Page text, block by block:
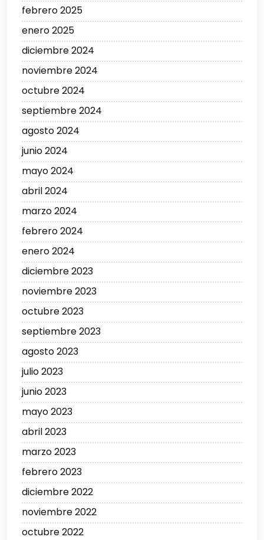
febrero 2025
enero 2025
diciembre 2024
noviembre 2024
octubre 2024
septiembre 2024
agosto 2024
junio 2024
mayo 2024
abril 2024
marzo 2024
febrero 2024
enero 2024
diciembre 2023
noviembre 2023
octubre 2023
septiembre 2023
agosto 2023
julio 2023
junio 2023
mayo 2023
abril 2023
marzo 2023
febrero 2023
diciembre 2022
noviembre 2022
octubre 2022